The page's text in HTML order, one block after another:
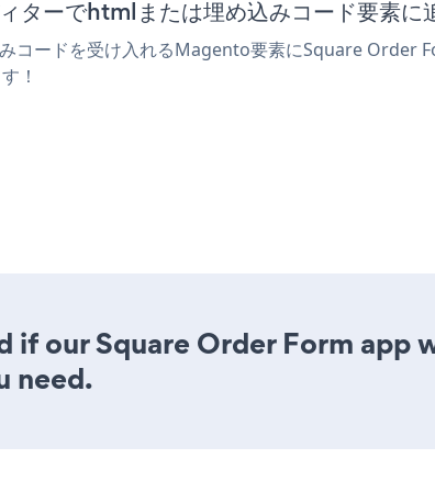
ターでhtmlまたは埋め込みコード要素に
コードを受け入れるMagento要素にSquare Order
！
if our Square Order Form app
need.